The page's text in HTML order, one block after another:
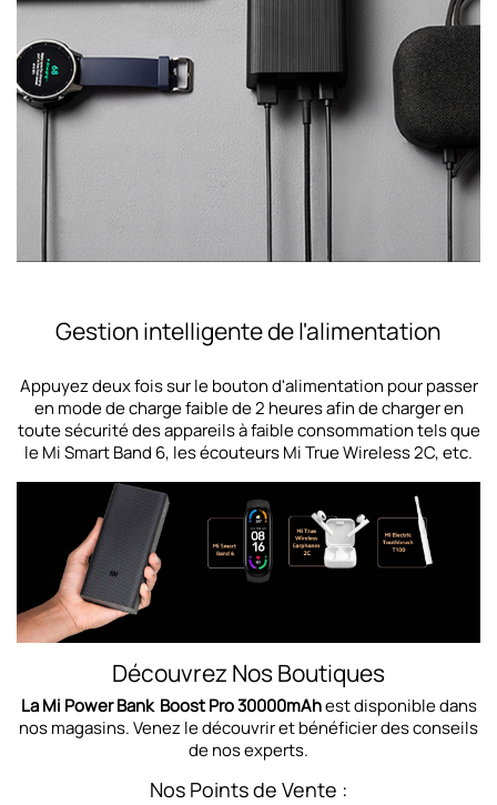
Gestion intelligente de l'alimentation
Appuyez deux fois sur le bouton d'alimentation pour passer
en mode de charge faible de 2 heures afin de charger en
toute sécurité des appareils à faible consommation tels que
le Mi Smart Band 6, les écouteurs Mi True Wireless 2C, etc.
Découvrez Nos Boutiques
La Mi Power Bank Boost Pro 30000mAhest disponible dans
nos magasins. Venez le découvrir et bénéficier des conseils
de nos experts.
Nos Points de Vente :